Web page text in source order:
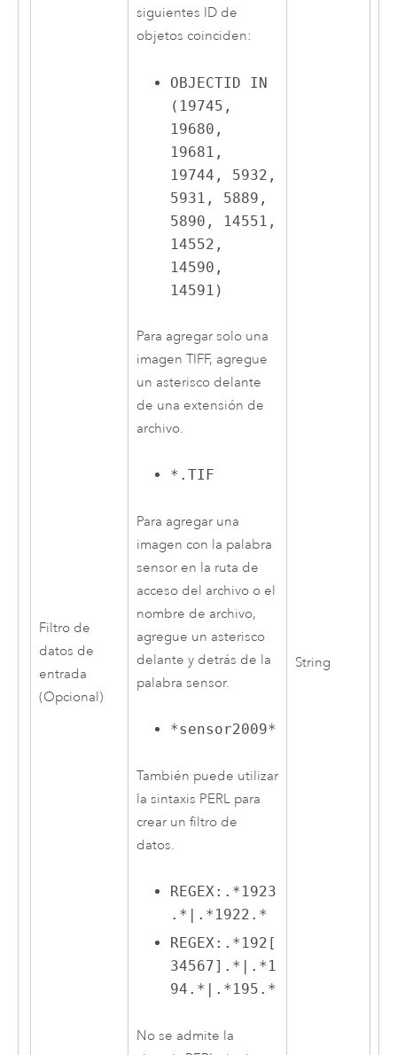
Filtro de
datos de
entrada
(Opcional)
siguientes ID de
objetos coinciden:
OBJECTID IN
(19745,
19680,
19681,
19744, 5932,
5931, 5889,
5890, 14551,
14552,
14590,
14591)
Para agregar solo una
imagen TIFF, agregue
un asterisco delante
de una extensión de
archivo.
*.TIF
Para agregar una
imagen con la palabra
sensor en la ruta de
acceso del archivo o el
nombre de archivo,
agregue un asterisco
delante y detrás de la
palabra sensor.
*sensor2009*
También puede utilizar
la sintaxis PERL para
crear un filtro de
datos.
REGEX:.*1923
.*|.*1922.*
REGEX:.*192[
34567].*|.*1
94.*|.*195.*
No se admite la
String